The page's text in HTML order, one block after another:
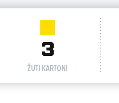
3
ŽUTI KARTONI